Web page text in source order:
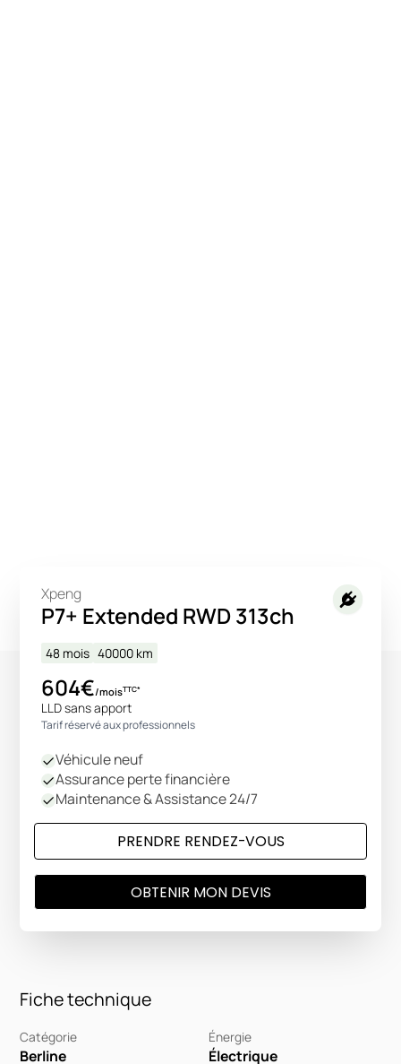
Fiche technique
Catégorie
Berline
Énergie
Électrique
Xpeng
P7+ Extended RWD 313ch
48 mois 40000 km
604€/moisTTC*
LLD sans apport
Tarif réservé aux professionnels
Véhicule neuf
Assurance perte financière
Maintenance & Assistance 24/7
PRENDRE RENDEZ-VOUS
OBTENIR MON DEVIS